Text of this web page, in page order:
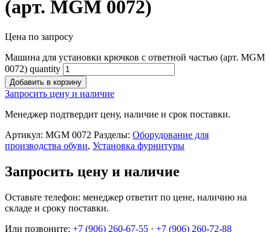
(арт. MGM 0072)
Цена по запросу
Машина для установки крючков с ответной частью (арт. MGM
0072) quantity
Добавить в корзину
Запросить цену и наличие
Менеджер подтвердит цену, наличие и срок поставки.
Артикул: MGM 0072 Разделы: Оборудование для
производства обуви, Установка фурнитуры
Запросить цену и наличие
Оставьте телефон: менеджер ответит по цене, наличию на
складе и сроку поставки.
Или позвоните: +7 (906) 260-67-55 · +7 (906) 260-72-88